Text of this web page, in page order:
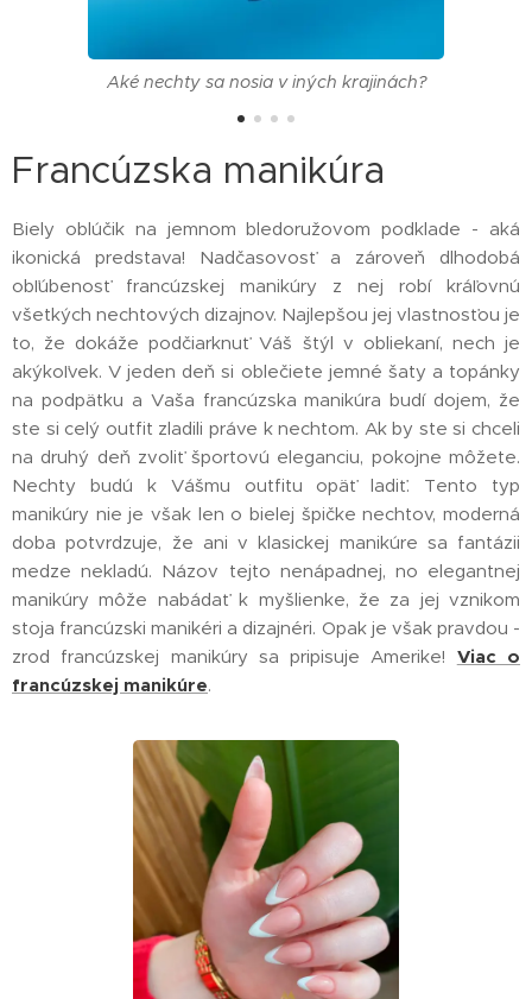
Aké nechty sa nosia v iných krajinách?
Francúzska manikúra
Biely oblúčik na jemnom bledoružovom podklade - aká
ikonická predstava! Nadčasovosť a zároveň dlhodobá
obľúbenosť francúzskej manikúry z nej robí kráľovnú
všetkých nechtových dizajnov. Najlepšou jej vlastnosťou je
to, že dokáže podčiarknuť Váš štýl v obliekaní, nech je
akýkoľvek. V jeden deň si oblečiete jemné šaty a topánky
na podpätku a Vaša francúzska manikúra budí dojem, že
ste si celý outfit zladili práve k nechtom. Ak by ste si chceli
na druhý deň zvoliť športovú eleganciu, pokojne môžete.
Nechty budú k Vášmu outfitu opäť ladiť. Tento typ
manikúry nie je však len o bielej špičke nechtov, moderná
doba potvrdzuje, že ani v klasickej manikúre sa fantázii
medze nekladú. Názov tejto nenápadnej, no elegantnej
manikúry môže nabádať k myšlienke, že za jej vznikom
stoja francúzski manikéri a dizajnéri. Opak je však pravdou -
zrod francúzskej manikúry sa pripisuje Amerike! Viac o
francúzskej manikúre.